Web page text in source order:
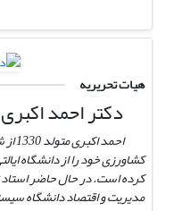
هیات تحریریه
دکتر احمد اکبری
کرده است. در حال حاضر
مدیریت و اقتصاد دانشگاه